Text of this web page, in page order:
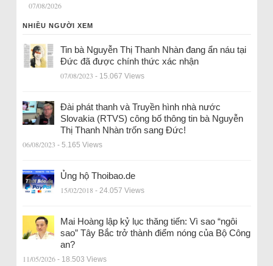
07/08/2026
NHIỀU NGƯỜI XEM
Tin bà Nguyễn Thị Thanh Nhàn đang ẩn náu tại
Đức đã được chính thức xác nhận
07/08/2023 - 15.067 Views
Đài phát thanh và Truyền hình nhà nước
Slovakia (RTVS) công bố thông tin bà Nguyễn
Thị Thanh Nhàn trốn sang Đức!
06/08/2023 - 5.165 Views
Ủng hộ Thoibao.de
15/02/2018 - 24.057 Views
Mai Hoàng lập kỷ lục thăng tiến: Vì sao “ngôi
sao” Tây Bắc trở thành điểm nóng của Bộ Công
an?
11/05/2026 - 18.503 Views